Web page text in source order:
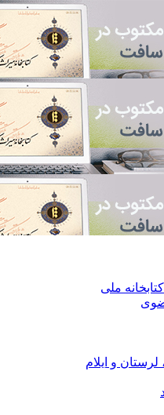
ملی
و ایلام